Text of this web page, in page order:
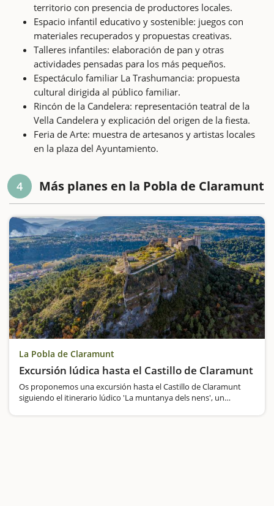
territorio con presencia de productores locales.
Espacio infantil educativo y sostenible: juegos con
materiales recuperados y propuestas creativas.
Talleres infantiles: elaboración de pan y otras
actividades pensadas para los más pequeños.
Espectáculo familiar La Trashumancia: propuesta
cultural dirigida al público familiar.
Rincón de la Candelera: representación teatral de la
Vella Candelera y explicación del origen de la fiesta.
Feria de Arte: muestra de artesanos y artistas locales
en la plaza del Ayuntamiento.
4 Más planes en la Pobla de Claramunt
La Pobla de Claramunt
Excursión lúdica hasta el Castillo de Claramunt
Os proponemos una excursión hasta el Castillo de Claramunt
siguiendo el itinerario lúdico 'La muntanya dels nens', un